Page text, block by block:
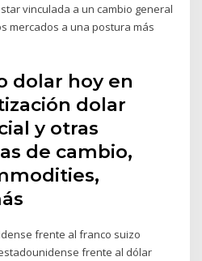
vinculada a un cambio general
mercados a una postura más
dolar hoy en
dolar
y otras
de cambio,
frente al franco suizo
estadounidense frente al dólar